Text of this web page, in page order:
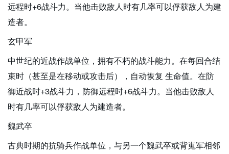
远程时+6战斗力。当他击败敌人时有几率可以俘获敌人为建
造者。
玄甲军
中世纪的近战作战单位，拥有不朽的战斗能力。在每回合结
束时（甚至是在移动或攻击后），自动恢复 生命值。在防
御近战时+3战斗力，防御远程时+6战斗力。当他击败敌人
时有几率可以俘获敌人为建造者。
魏武卒
古典时期的抗骑兵作战单位，与另一个魏武卒或背嵬军相邻